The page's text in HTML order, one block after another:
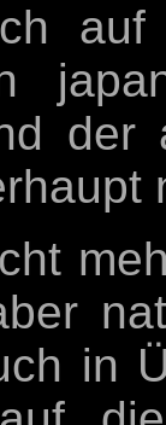
der
in